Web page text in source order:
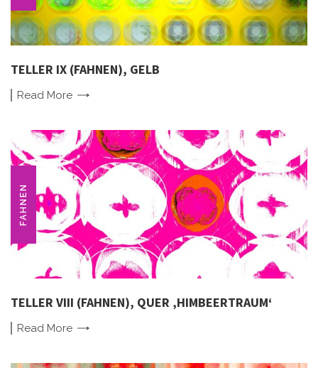
TELLER IX (FAHNEN), GELB
Read More
FAHNEN
TELLER VIII (FAHNEN), QUER ‚HIMBEERTRAUM‘
Read More